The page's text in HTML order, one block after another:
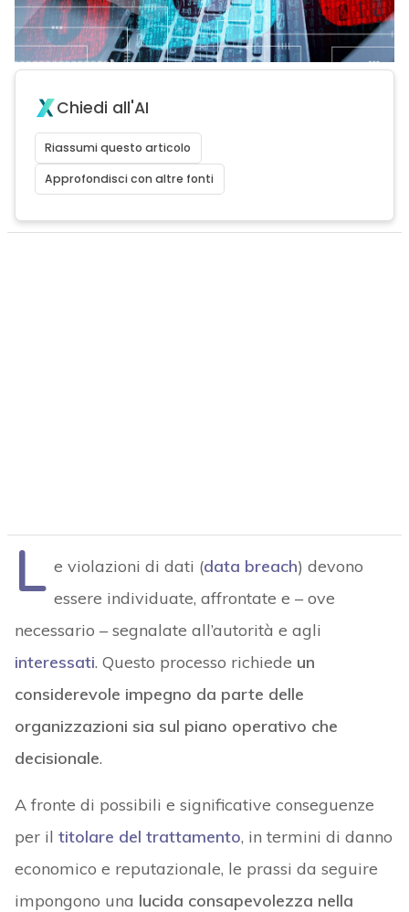
Chiedi all'AI
Riassumi questo articolo
Approfondisci con altre fonti
L e violazioni di dati (data breach) devono
essere individuate, affrontate e – ove
necessario – segnalate all’autorità e agli
interessati. Questo processo richiede un
considerevole impegno da parte delle
organizzazioni sia sul piano operativo che
decisionale.
A fronte di possibili e significative conseguenze
per il titolare del trattamento, in termini di danno
economico e reputazionale, le prassi da seguire
impongono una lucida consapevolezza nella